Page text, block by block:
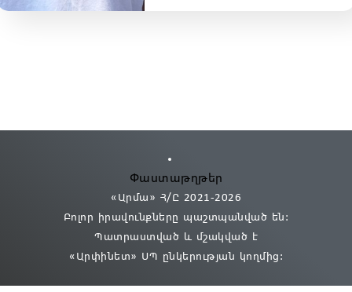
Փաստաթղթեր
«Արմա» Հ/Ը 2021-2026
Բոլոր իրավունքները պաշտպանված են:
Պատրաստված և մշակված է
«Արփինետ» ՍՊ ընկերության կողմից։